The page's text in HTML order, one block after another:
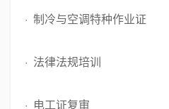
· 制冷与空调特种作业证
· 法律法规培训
· 电工证复审